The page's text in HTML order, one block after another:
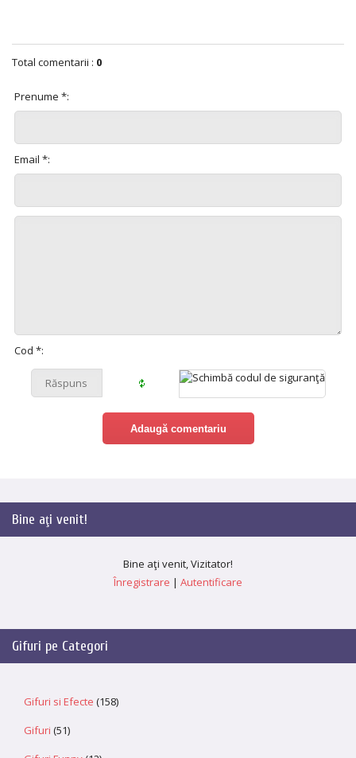
Total comentarii : 0
Prenume *:
Email *:
Cod *:
Bine aţi venit!
Bine aţi venit,Vizitator!
Înregistrare | Autentificare
Gifuri pe Categori
Gifuri si Efecte (158)
Gifuri (51)